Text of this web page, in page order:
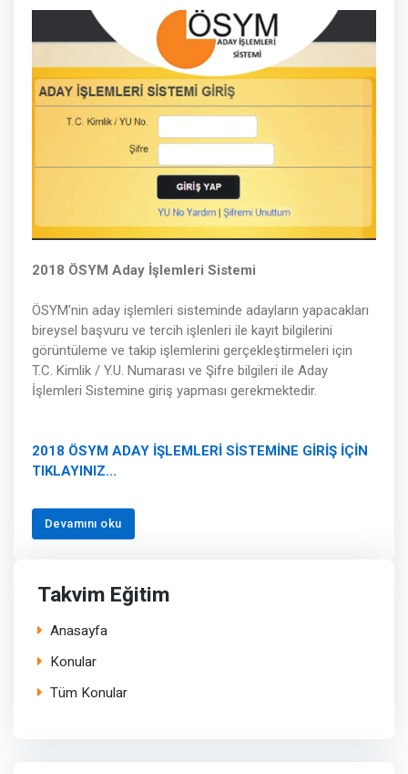
2018 ÖSYM Aday İşlemleri Sistemi
ÖSYM'nin aday işlemleri sisteminde adayların yapacakları
bireysel başvuru ve tercih işlenleri ile kayıt bilgilerini
görüntüleme ve takip işlemlerini gerçekleştirmeleri için
T.C. Kimlik / Y.U. Numarası ve Şifre bilgileri ile Aday
İşlemleri Sistemine giriş yapması gerekmektedir.
2018 ÖSYM ADAY İŞLEMLERİ SİSTEMİNE GİRİŞ İÇİN
TIKLAYINIZ...
Devamını oku
Takvim Eğitim
Anasayfa
Konular
Tüm Konular